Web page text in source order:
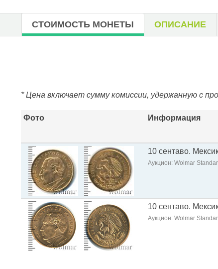
СТОИМОСТЬ МОНЕТЫ ОПИСАНИЕ
* Цена включает сумму комиссии, удержанную с
Фото Информация
10 сентаво.
Аукцион: Wolmar
10 сентаво.
Аукцион: Wolmar